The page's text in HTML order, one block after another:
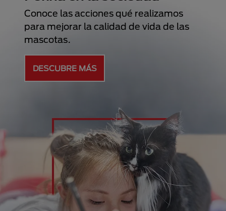
qué realizamos
de vida de las